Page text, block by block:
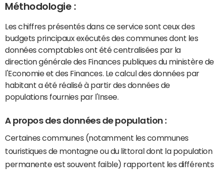
Méthodologie :
Les chiffres présentés dans ce service sont ceux des
budgets principaux exécutés des communes dont les
données comptables ont été centralisées par la
direction générale des Finances publiques du ministère de
l'Economie et des Finances. Le calcul des données par
habitant a été réalisé à partir des données de
populations fournies par l'Insee.
A propos des données de population :
Certaines communes (notamment les communes
touristiques de montagne ou du littoral dont la population
permanente est souvent faible) rapportent les différents